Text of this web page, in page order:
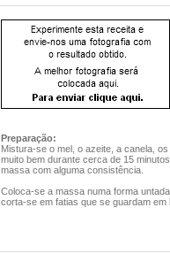
Preparação:
Mistura-se o mel, o azeite, a canela,
muito bem durante cerca de 15
massa com alguma consistência.
Coloca-se a massa numa forma
corta-se em fatias que se guardam em